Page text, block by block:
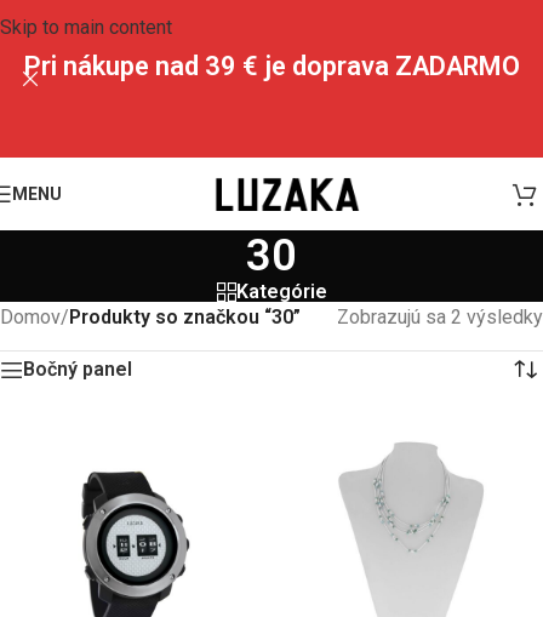
Skip to main content
Pri nákupe nad 39 € je doprava ZADARMO
MENU
30
Kategórie
Domov/Produkty so značkou “30” Zobrazujú sa 2 výsledky
Bočný panel